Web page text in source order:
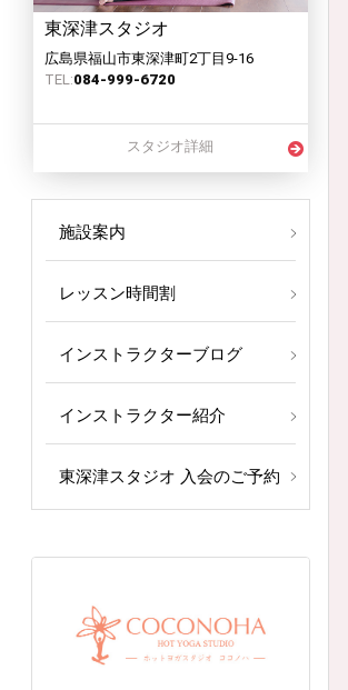
東深津スタジオ
広島県福山市東深津町2丁目9-16
TEL:084-999-6720
スタジオ詳細
施設案内
レッスン時間割
インストラクターブログ
インストラクター紹介
東深津スタジオ 入会のご予約